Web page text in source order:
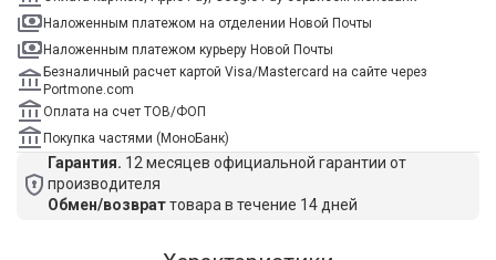
Наложенным платежом на отделении Новой Почты
Наложенным платежом курьеру Новой Почты
Безналичный расчет картой Visa/Mastercard на сайте через
Portmone.com
Оплата на счет ТОВ/ФОП
Покупка частями (МоноБанк)
Гарантия. 12 месяцев официальной гарантии от
производителя
Обмен/возвраттовара в течение 14 дней